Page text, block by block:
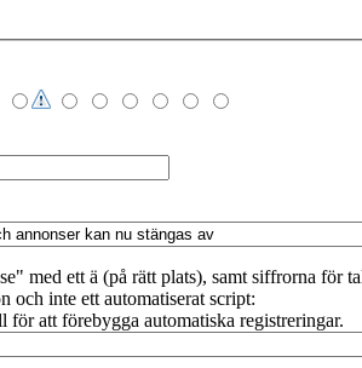
med ett ä (på rätt plats), samt siffrorna för
och inte ett automatiserat script:
för att förebygga automatiska registreringar.